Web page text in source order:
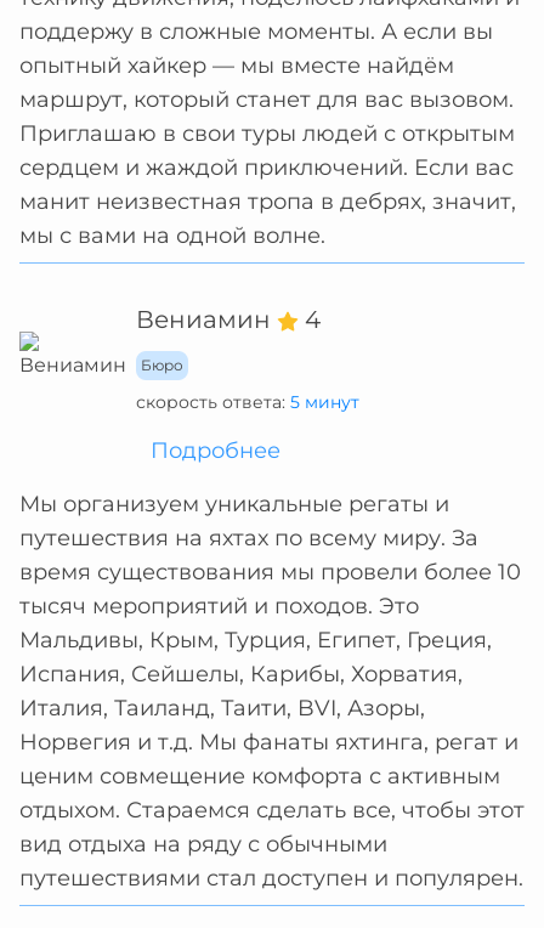
поддержу в сложные моменты. А если вы
опытный хайкер — мы вместе найдём
маршрут, который станет для вас вызовом.
Приглашаю в свои туры людей с открытым
сердцем и жаждой приключений. Если вас
манит неизвестная тропа в дебрях, значит,
мы с вами на одной волне.
Вениамин 4
Бюро
скорость ответа: 5 минут
Подробнее
Мы организуем уникальные регаты и
путешествия на яхтах по всему миру. За
время существования мы провели более 10
тысяч мероприятий и походов. Это
Мальдивы, Крым, Турция, Египет, Греция,
Испания, Сейшелы, Карибы, Хорватия,
Италия, Таиланд, Таити, BVI, Азоры,
Норвегия и т.д. Мы фанаты яхтинга, регат и
ценим совмещение комфорта с активным
отдыхом. Стараемся сделать все, чтобы этот
вид отдыха на ряду с обычными
путешествиями стал доступен и популярен.